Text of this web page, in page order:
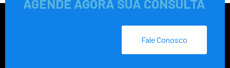
AGENDE AGORA SUA CONSULTA
Fale Conosco